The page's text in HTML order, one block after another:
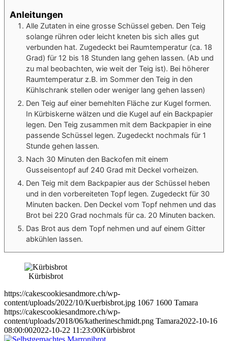
Anleitungen
Alle Zutaten in eine grosse Schüssel geben. Den Teig
solange rühren oder leicht kneten bis sich alles gut
verbunden hat. Zugedeckt bei Raumtemperatur (ca. 18
Grad) für 12 bis 18 Stunden lang gehen lassen. (Ab und
zu mal beobachten, wie weit der Teig ist). Bei höherer
Raumtemperatur z.B. im Sommer den Teig in den
Kühlschrank stellen oder weniger lang gehen lassen)
Den Teig auf einer bemehlten Fläche zur Kugel formen.
In Kürbiskerne wälzen und die Kugel auf ein Backpapier
legen. Den Teig zusammen mit dem Backpapier in eine
passende Schüssel legen. Zugedeckt nochmals für 1
Stunde gehen lassen.
Nach 30 Minuten den Backofen mit einem
Gusseisentopf auf 240 Grad mit Deckel vorheizen.
Den Teig mit dem Backpapier aus der Schüssel heben
und in den vorbereiteten Topf legen. Zugedeckt für 30
Minuten backen. Den Deckel vom Topf nehmen und das
Brot bei 220 Grad nochmals für ca. 20 Minuten backen.
Das Brot aus dem Topf nehmen und auf einem Gitter
abkühlen lassen.
Kürbisbrot
https://cakescookiesandmore.ch/wp-
content/uploads/2022/10/Kuerbisbrot.jpg 1067 1600 Tamara
https://cakescookiesandmore.ch/wp-
content/uploads/2018/06/katherineschmidt.png Tamara2022-10-16
08:00:002022-10-22 11:23:00Kürbisbrot